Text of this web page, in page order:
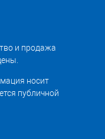
и продажа
носит
публичной